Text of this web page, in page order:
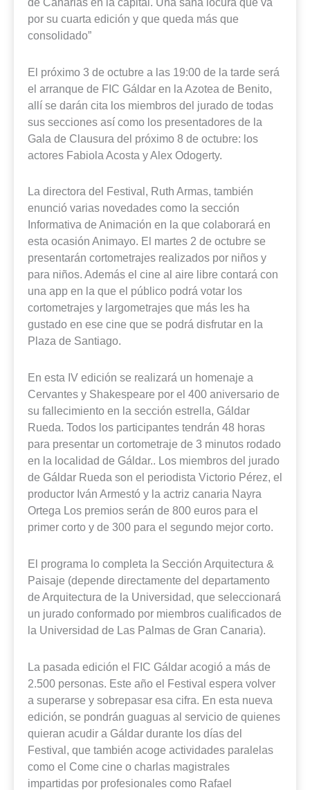
por su cuarta edición y que queda más que
consolidado”
El próximo 3 de octubre a las 19:00 de la tarde será
el arranque de FIC Gáldar en la Azotea de Benito,
allí se darán cita los miembros del jurado de todas
sus secciones así como los presentadores de la
Gala de Clausura del próximo 8 de octubre: los
actores Fabiola Acosta y Alex Odogerty.
La directora del Festival, Ruth Armas, también
enunció varias novedades como la sección
Informativa de Animación en la que colaborará en
esta ocasión Animayo. El martes 2 de octubre se
presentarán cortometrajes realizados por niños y
para niños. Además el cine al aire libre contará con
una app en la que el público podrá votar los
cortometrajes y largometrajes que más les ha
gustado en ese cine que se podrá disfrutar en la
Plaza de Santiago.
En esta IV edición se realizará un homenaje a
Cervantes y Shakespeare por el 400 aniversario de
su fallecimiento en la sección estrella, Gáldar
Rueda. Todos los participantes tendrán 48 horas
para presentar un cortometraje de 3 minutos rodado
en la localidad de Gáldar.. Los miembros del jurado
de Gáldar Rueda son el periodista Victorio Pérez, el
productor Iván Armestó y la actriz canaria Nayra
Ortega Los premios serán de 800 euros para el
primer corto y de 300 para el segundo mejor corto.
El programa lo completa la Sección Arquitectura &
Paisaje (depende directamente del departamento
de Arquitectura de la Universidad, que seleccionará
un jurado conformado por miembros cualificados de
la Universidad de Las Palmas de Gran Canaria).
La pasada edición el FIC Gáldar acogió a más de
2.500 personas. Este año el Festival espera volver
a superarse y sobrepasar esa cifra. En esta nueva
edición, se pondrán guaguas al servicio de quienes
quieran acudir a Gáldar durante los días del
Festival, que también acoge actividades paralelas
como el Come cine o charlas magistrales
impartidas por profesionales como Rafael